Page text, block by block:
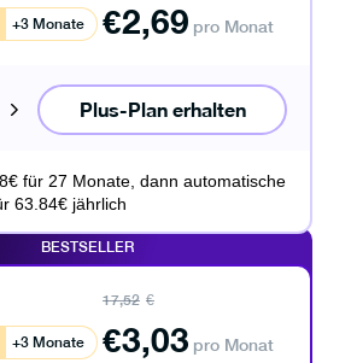
BESTSELLER
+3 Monate
17,52 €
€3,03 pro Monat
+3 Monate €2,69 pro Monat
Plus-Plan erhalten
für 27 Monate, dann automatische
63.84€ jährlich